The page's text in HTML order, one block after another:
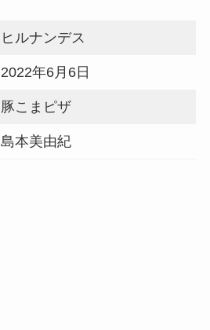
ヒルナンデス
2022年6月6日
豚こまピザ
島本美由紀